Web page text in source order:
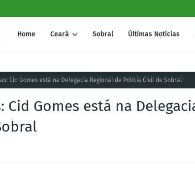
Home Ceará Sobral Últimas Notícias
Cid Gomes está na Delegacia Regional de Polícia Civil de Sobral
Gomes está na